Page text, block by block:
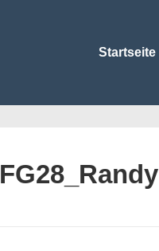
Startseite
FG28_Randy